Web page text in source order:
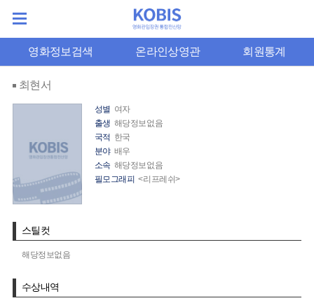
영화정보검색 온라인상영관 회원통계
최현서
성별 여자
출생 해당정보없음
국적 한국
분야 배우
소속 해당정보없음
필모그래피 <리프레쉬>
스틸컷
해당정보없음
수상내역